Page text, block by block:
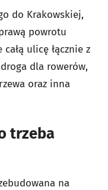
do Krakowskiej,
powrotu
ulicę łącznie z
dla rowerów,
oraz inna
trzeba
na